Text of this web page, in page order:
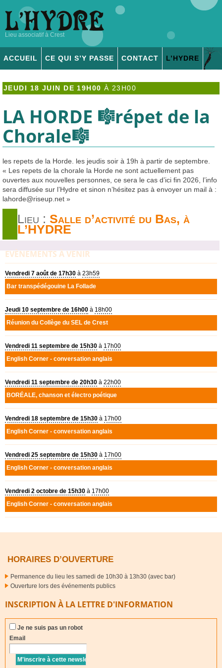
Lieu associatif à Crest
ACCUEIL CE QUI S’Y PASSE CONTACT L’HYDRE
ADHÉSION & DONS
JEUDI 18 JUIN DE 19H00 À 23H00
LA HORDE 🎼répet de la
Chorale🎼
les repets de la Horde. les jeudis soir à 19h à partir de septembre.
« Les repets de la chorale la Horde ne sont actuellement pas
ouvertes aux nouvelles personnes, ce sera le cas d’ici fin 2026, l’info
sera diffusée sur l’Hydre et sinon n’hésitez pas à envoyer un mail à :
lahorde@riseup.net »
Lieu : Salle d’activité du Bas, à
L’HYDRE
EVÈNEMENTS À VENIR
Vendredi 7 août de 17h30 à 23h59
Bar transpédégouine La Follade
Jeudi 10 septembre de 16h00 à 18h00
Réunion du Collège du SEL de Crest
Vendredi 11 septembre de 15h30 à 17h00
English Corner - conversation anglais
Vendredi 11 septembre de 20h30 à 22h00
BORÉALE, chanson et électro poétique
Vendredi 18 septembre de 15h30 à 17h00
English Corner - conversation anglais
Vendredi 25 septembre de 15h30 à 17h00
English Corner - conversation anglais
Vendredi 2 octobre de 15h30 à 17h00
English Corner - conversation anglais
HORAIRES D’OUVERTURE
Permanence du lieu les samedi de 10h30 à 13h30 (avec bar)
Ouverture lors des événements publics
INSCRIPTION À LA LETTRE D'INFORMATION
Je ne suis pas un robot
Email